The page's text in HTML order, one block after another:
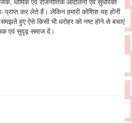
प्राप्त कर लेते हैं। लेकिन हमारी कोशिश यह होनी
समझते हुए ऐसे किसी भी धरोहर को नष्ट होने से बचाएं
एवं सुदृढ़ समाज दें।